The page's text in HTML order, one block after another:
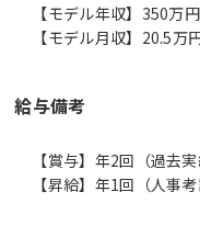
【モデル年収】350
【モデル月収】20.5
給与備考
【賞与】年2回（過去
【昇給】年1回（人事